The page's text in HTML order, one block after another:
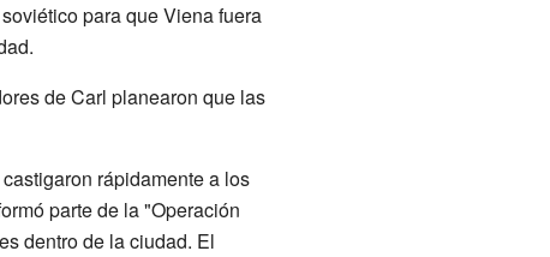
para que Viena fuera
de Carl planearon que las
rápidamente a los
parte de la "Operación
dentro de la ciudad. El